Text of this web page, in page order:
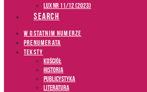
LUX NR 11/12 (2023)
SEARCH
W OSTATNIM NUMERZE
PRENUMERATA
TEKSTY
Kościół
Historia
Publicystyka
Literatura